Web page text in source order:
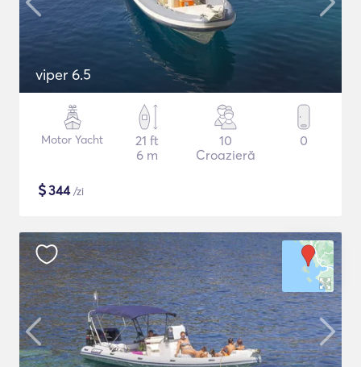
viper 6.5
Motor Yacht
21 ft
6 m
10
Croazieră
0
$344/zi